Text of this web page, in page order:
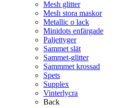
Mesh glitter
Mesh stora maskor
Metallic o lack
Minidots enfärgade
Paljettyger
Sammet slät
Sammet-glitter
Sammmet krossad
Spets
Supplex
Vinterlycra
Back